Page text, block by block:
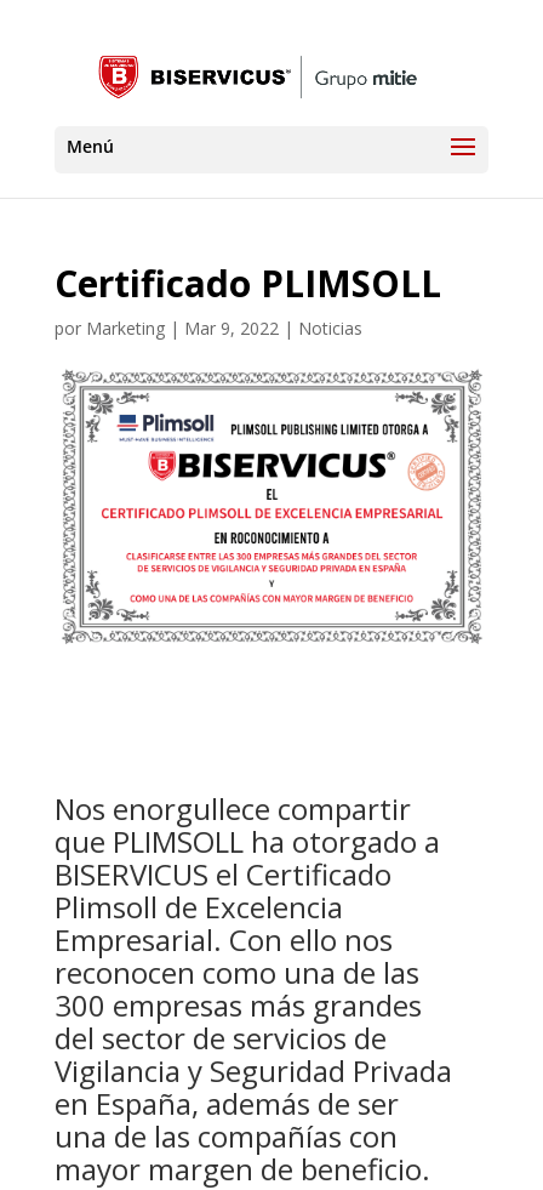
Certificado PLIMSOLL
por Marketing| Mar 9, 2022| Noticias
Nos enorgullece compartir
que PLIMSOLL ha otorgado a
BISERVICUS el Certificado
Plimsoll de Excelencia
Empresarial. Con ello nos
reconocen como una de las
300 empresas más grandes
del sector de servicios de
Vigilancia y Seguridad Privada
en España, además de ser
una de las compañías con
mayor margen de beneficio.